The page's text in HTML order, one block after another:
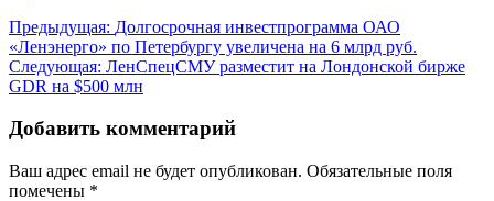
Навигация
по
записям
Предыдущая: Долгосрочная инвестпрограмма ОАО
«Ленэнерго» по Петербургу увеличена на 6 млрд руб.
Следующая: ЛенСпецСМУ разместит на Лондонской бирже
GDR на $500 млн
Добавить комментарий
Ваш адрес email не будет опубликован. Обязательные поля
помечены *